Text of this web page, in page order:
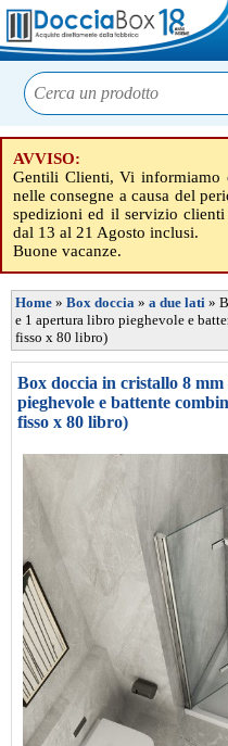
AVVISO:
Gentili Clienti, Vi informiamo
nelle consegne a causa del
spedizioni ed il servizio clienti
dal 13 al 21 Agosto inclusi.
Buone vacanze.
Home » Box doccia » a due lati »
e 1 apertura libro pieghevole e
fisso x 80 libro)
Box doccia in cristallo 8
pieghevole e battente
fisso x 80 libro)